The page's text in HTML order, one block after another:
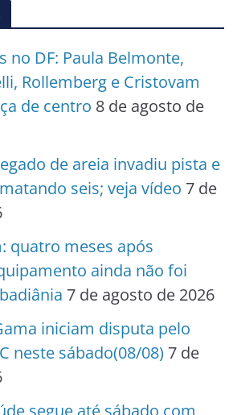
no DF: Paula Belmonte,
Rollemberg e Cristovam
de centro 8 de agosto de
de areia invadiu pista e
seis; veja vídeo 7 de
quatro meses após
ainda não foi
7 de agosto de 2026
iniciam disputa pelo
neste sábado(08/08) 7 de